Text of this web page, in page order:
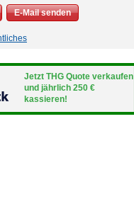
E-Mail senden
Jetzt THG Quote verkaufen
und jährlich 250 €
kassieren!